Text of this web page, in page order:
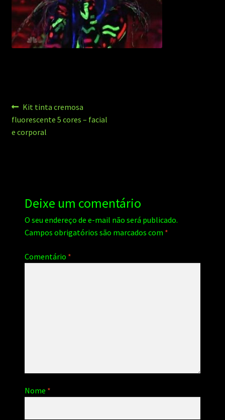
Navegação
de
Post
anterior:
Kit tinta cremosa
fluorescente 5 cores – facial
e corporal
Deixe um comentário
O seu endereço de e-mail não será publicado.
Campos obrigatórios são marcados com *
Comentário *
Nome *